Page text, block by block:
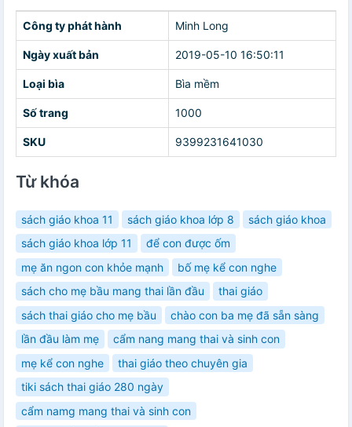
Công ty phát hành Minh Long
Ngày xuất bản 2019-05-10 16:50:11
Loại bìa Bìa mềm
Số trang 1000
SKU 9399231641030
Từ khóa
sách giáo khoa 11 sách giáo khoa lớp 8
sách giáo khoa
sách giáo khoa lớp 11
để con được ốm
mẹ ăn ngon con khỏe mạnh
bố mẹ kể con nghe
sách cho mẹ bầu mang thai lần đầu
thai giáo
sách thai giáo cho mẹ bầu
chào con ba mẹ đã sẵn sàng
lần đầu làm mẹ
cẩm nang mang thai và sinh con
mẹ kể con nghe
thai giáo theo chuyên gia
tiki sách thai giáo 280 ngày
cẩm namg mang thai và sinh con